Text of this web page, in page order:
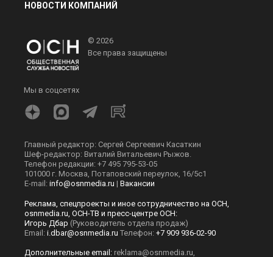
НОВОСТИ КОМПАНИЙ
© 2026
Все права защищены
Мы в соцсетях
Главный редактор: Сергей Сергеевич Касаткин
Шеф-редактор: Виталий Витальевич Рыжов.
Телефон редакции: +7 495 795-53-05
101000 г. Москва, Потаповский переулок, 16/5с1
E-mail: info@osnmedia.ru | Вакансии
Реклама, спецпроекты и иное сотрудничество на ОСН,
osnmedia.ru, ОСН-ТВ и пресс-центре ОСН:
Игорь Дбар (Руководитель отдела продаж)
Email: i.dbar@osnmedia.ru Телефон: +7 909 936-02-90
Дополнительные email: reklama@osnmedia.ru,